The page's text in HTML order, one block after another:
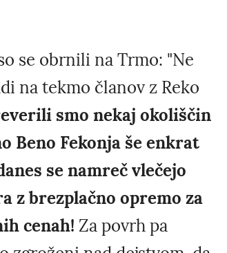
se obrnili na Trmo: "Ne
na tekmo članov z Reko
smo nekaj okoliščin
Beno Fekonja še enkrat
se namreč vlečejo
z brezplačno opremo za
cenah! Za povrh pa